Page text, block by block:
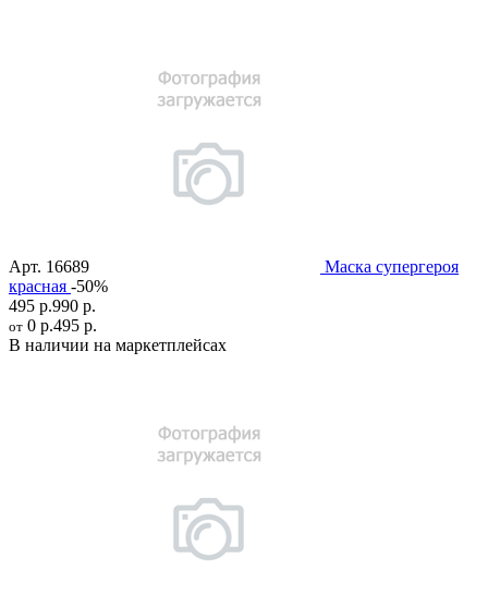
Арт. 16689
Маска супергероя
красная -50%
495 р.990 р.
от 0 р.495 р.
В наличии на маркетплейсах